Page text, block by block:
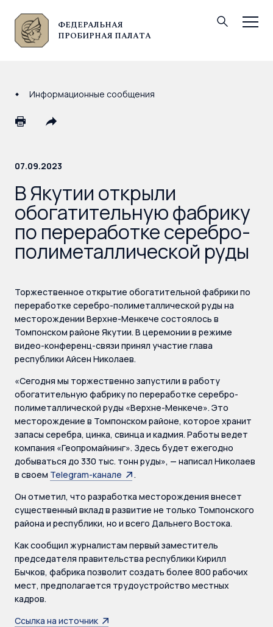
ФЕДЕРАЛЬНАЯ
ПРОБИРНАЯ ПАЛАТА
© Федеральная пробирная палата, 2026
Информационные сообщения
07.09.2023
В Якутии открыли
обогатительную фабрику
по переработке серебро-
полиметаллической руды
Торжественное открытие обогатительной фабрики по
переработке серебро-полиметаллической руды на
месторождении Верхне-Менкече состоялось в
Томпонском районе Якутии. В церемонии в режиме
видео-конференц-связи принял участие глава
республики Айсен Николаев.
«Сегодня мы торжественно запустили в работу
обогатительную фабрику по переработке серебро-
полиметаллической руды «Верхне-Менкече». Это
месторождение в Томпонском районе, которое хранит
запасы серебра, цинка, свинца и кадмия. Работы ведет
компания «Геопромайнинг». Здесь будет ежегодно
добываться до 330 тыс. тонн руды», — написал Николаев
в своем Telegram-канале
.
Он отметил, что разработка месторождения внесет
существенный вклад в развитие не только Томпонского
района и республики, но и всего Дальнего Востока.
Как сообщил журналистам первый заместитель
председателя правительства республики Кирилл
Бычков, фабрика позволит создать более 800 рабочих
мест, предполагается трудоустройство местных
кадров.
Ссылка на источник